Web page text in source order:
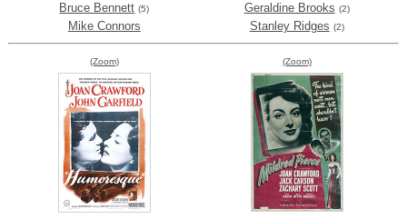
Bruce Bennett (5)
Mike Connors
Geraldine Brooks (2)
Stanley Ridges (2)
(Zoom) (Zoom)